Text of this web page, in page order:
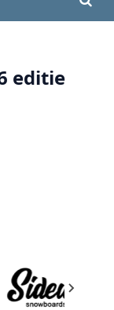
editie